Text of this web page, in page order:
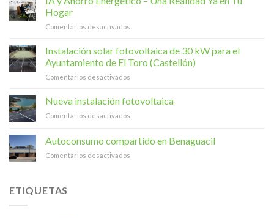
la
energía
solares
el
Hogar
Comentarios desactivados
Ahorro
Energético
Realidad
Hogar
Instalación solar fotovoltaica de 30 kW para el
Ayuntamiento de El Toro (Castellón)
Comentarios desactivados
solar
kW
Nueva instalación fotovoltaica
Comentarios desactivados
fotovoltaica
Autoconsumo compartido en Benaguacil
Comentarios desactivados
ETIQUETAS